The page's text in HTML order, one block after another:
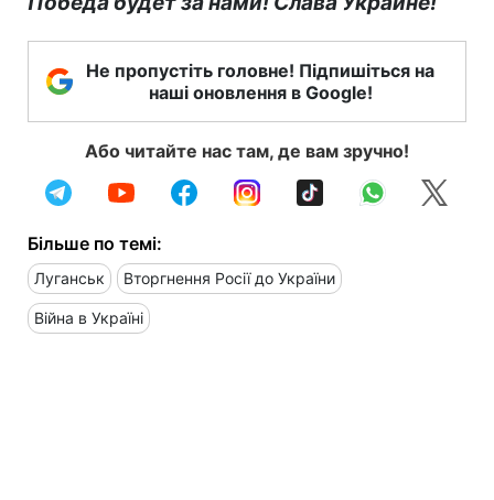
Не пропустіть головне! Підпишіться на
наші оновлення в Google!
Або читайте нас там, де вам зручно!
Більше по темі:
Луганськ Вторгнення Росії до України
Війна в Україні